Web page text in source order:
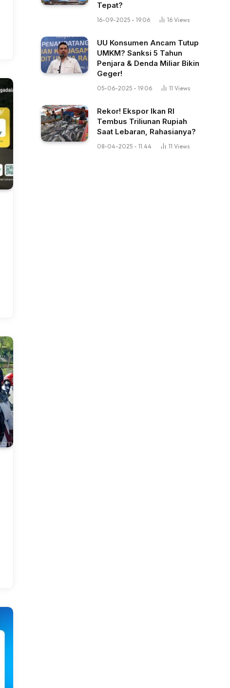
Tepat?
16-09-2025 - 19.06 16 Views
UU Konsumen Ancam Tutup
UMKM? Sanksi 5 Tahun
Penjara & Denda Miliar Bikin
Geger!
05-06-2025 - 19.06 11 Views
Rekor! Ekspor Ikan RI
Tembus Triliunan Rupiah
Saat Lebaran, Rahasianya?
08-04-2025 - 11.44 11 Views